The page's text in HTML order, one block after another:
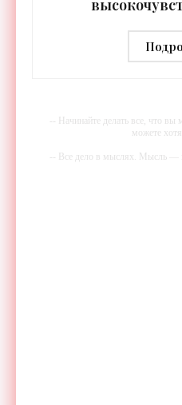
дальностью
-
-- Начинайте делать все, что вы
можете
-- Все дело в мыслях. Мысль —